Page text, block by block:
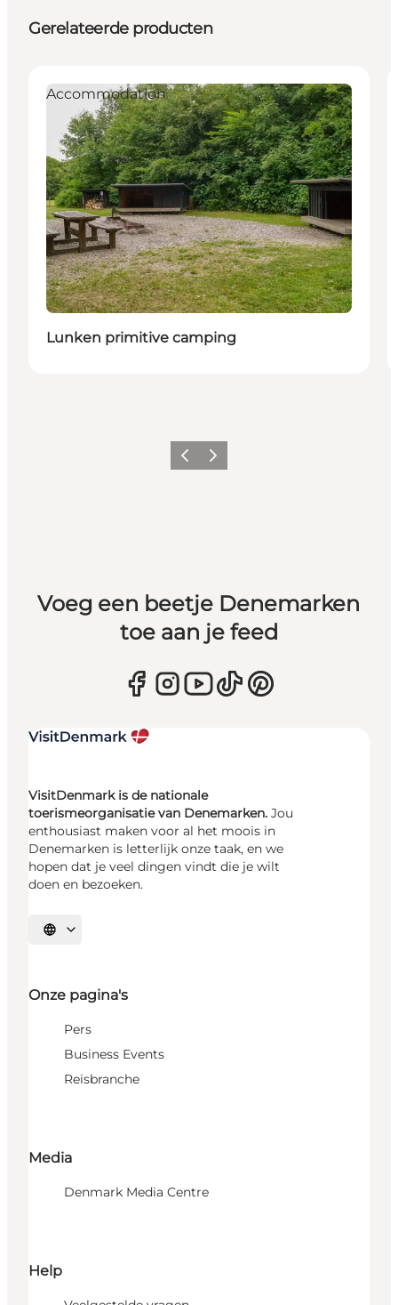
Gerelateerde producten
Accommodation
Lunken primitive camping
Vorige Volgende
Voeg een beetje Denemarken
toe aan je feed
VisitDenmark is de nationale
toerismeorganisatie van Denemarken. Jou
enthousiast maken voor al het moois in
Denemarken is letterlijk onze taak, en we
hopen dat je veel dingen vindt die je wilt
doen en bezoeken.
Selecteer taal
Onze pagina's
Pers
Business Events
Reisbranche
Media
Denmark Media Centre
Help